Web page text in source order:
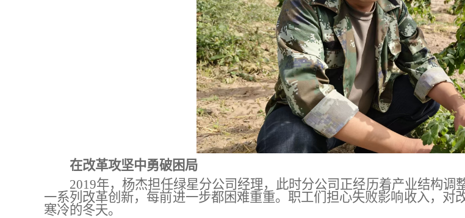
在改革攻坚中勇破困局
2019年，杨杰担任绿星分公司经理， 此时分公司 正经历着产业结构调
一系列 改革创新，每前进一步都困难重重。 职工们担心失败影响收入，对
寒冷的冬天。